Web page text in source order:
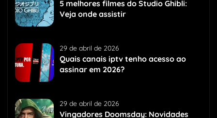
5 melhores filmes do Studio Ghibli:
Veja onde assistir
29 de abril de 2026
Quais canais iptv tenho acesso ao
assinar em 2026?
29 de abril de 2026
Vingadores Doomsday: Novidades